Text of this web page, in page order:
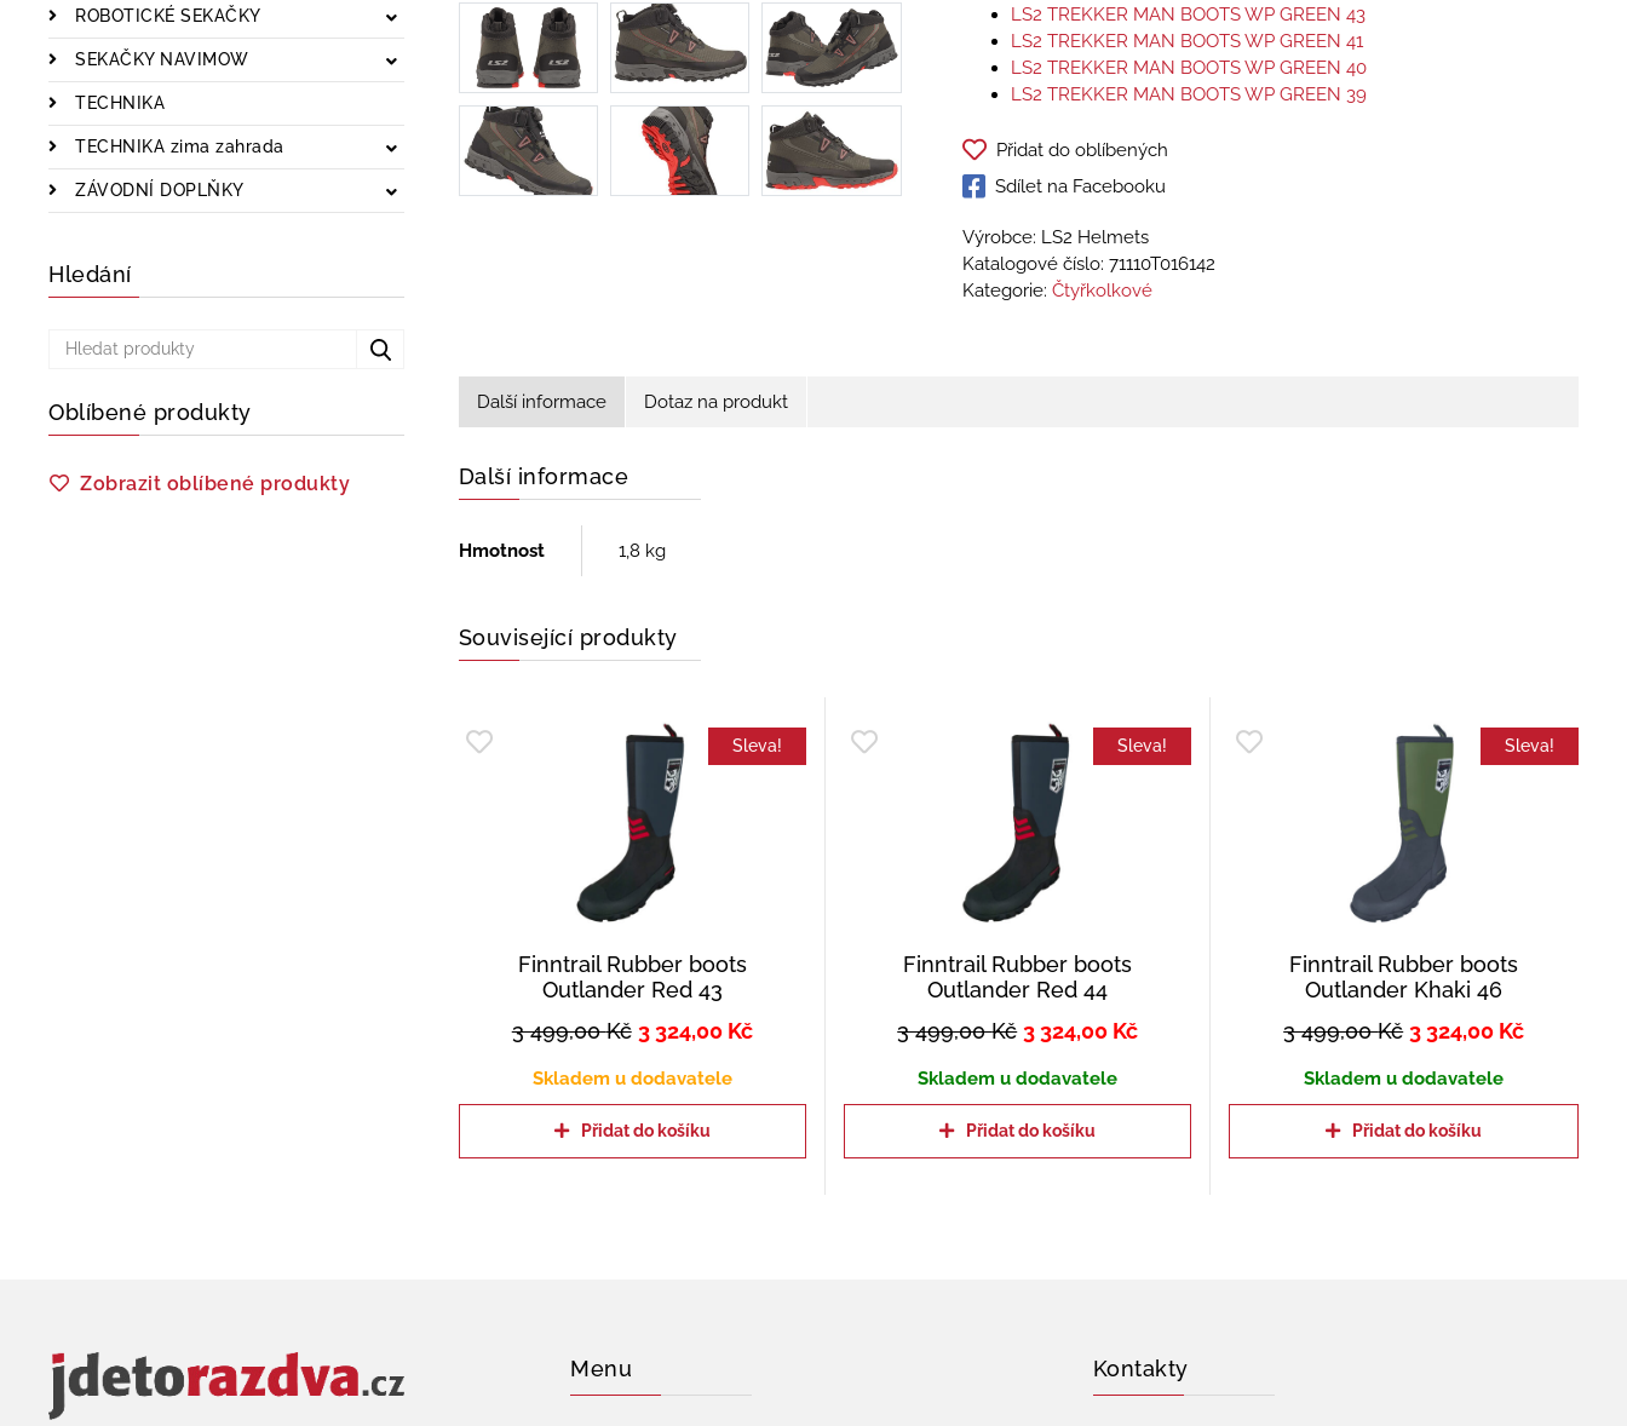
ROBOTICKÉ SEKAČKY
SEKAČKY NAVIMOW
TECHNIKA
TECHNIKA zima zahrada
ZÁVODNÍ DOPLŇKY
Hledání
Oblíbené produkty
Zobrazit oblíbené produkty
LS2 TREKKER MAN BOOTS WP GREEN 43
LS2 TREKKER MAN BOOTS WP GREEN 41
LS2 TREKKER MAN BOOTS WP GREEN 40
LS2 TREKKER MAN BOOTS WP GREEN 39
Přidat do oblíbených
Sdílet na Facebooku
Výrobce: LS2 Helmets
Katalogové číslo: 71110T016142
Kategorie: Čtyřkolkové
Další informace Dotaz na produkt
Další informace
Hmotnost 1,8 kg
Související produkty
Sleva!
Finntrail Rubber boots
Outlander Red 43
3 499,00Kč 3 324,00 Kč
Skladem u dodavatele
Přidat do košíku
Sleva!
Finntrail Rubber boots
Outlander Red 44
3 499,00Kč 3 324,00 Kč
Skladem u dodavatele
Přidat do košíku
Sleva!
Finntrail Rubber boots
Outlander Khaki 46
3 499,00Kč 3 324,00 Kč
Skladem u dodavatele
Přidat do košíku
Menu Kontakty